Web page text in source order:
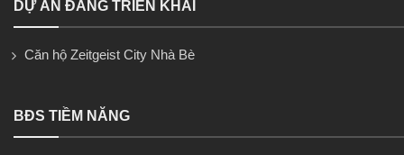
DỰ ÁN ĐANG TRIỂN KHAI
Căn hộ Zeitgeist City Nhà Bè
BĐS TIỀM NĂNG